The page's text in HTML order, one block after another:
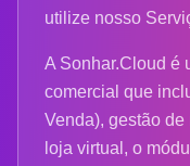
utilize nosso
A Sonhar.Cloud é
comercial que
Venda), gestão
loja virtual, o